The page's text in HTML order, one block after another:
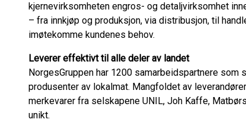
kjernevirksomheten engros- og detaljvirksomhet
– fra innkjøp og produksjon, via distribusjon, til
imøtekomme kundenes behov.
Leverer effektivt til alle deler av landet
NorgesGruppen har 1200 samarbeidspartnere
produsenter av lokalmat. Mangfoldet av
merkevarer fra selskapene UNIL, Joh Kaffe,
unikt.